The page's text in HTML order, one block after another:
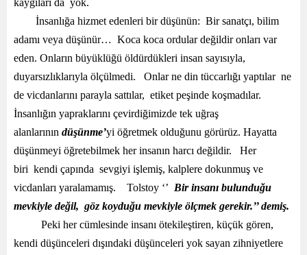
kaygıları da yok.
İnsanlığa hizmet edenleri bir düşünün: Bir sanatçı, bilim
adamı veya düşünür… Koca koca ordular değildir onları var
eden. Onların büyüklüğü öldürdükleri insan sayısıyla,
duyarsızlıklarıyla ölçülmedi. Onlar ne din tüccarlığı yaptılar ne
de vicdanlarını parayla sattılar, etiket peşinde koşmadılar.
İnsanlığın yapraklarını çevirdiğimizde tek uğraş
alanlarının düşünme’yi öğretmek olduğunu görürüz. Hayatta
düşünmeyi öğretebilmek her insanın harcı değildir. Her
biri kendi çapında sevgiyi işlemiş, kalplere dokunmuş ve
vicdanları yaralamamış. Tolstoy ‘’ Bir insanı bulunduğu
mevkiyle değil, göz koyduğu mevkiyle ölçmek gerekir.’’ demiş.
Peki her cümlesinde insanı ötekileştiren, küçük gören,
kendi düşünceleri dışındaki düşünceleri yok sayan zihniyetlere